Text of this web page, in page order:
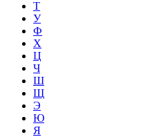
Т
У
Ф
Х
Ц
Ч
Ш
Щ
Э
Ю
Я